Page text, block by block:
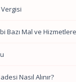
Bazı Mal ve
Nasıl Alınır?